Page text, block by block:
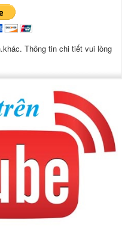
Thông tin chi tiết vui lòng